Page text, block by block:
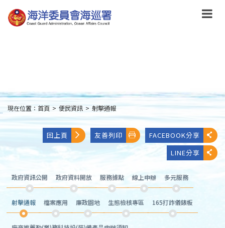
到
主
:::
現在位置： 首頁 > 便民資訊 > 射擊通報
回上頁 友善列印
FACEBOOK分享
LINE分享
政府資訊公開 政府資料開放 服務據點 線上申辦 多元服務
射擊通報 檔案應用 廉政園地 生態檢核專區 165打詐儀錶板